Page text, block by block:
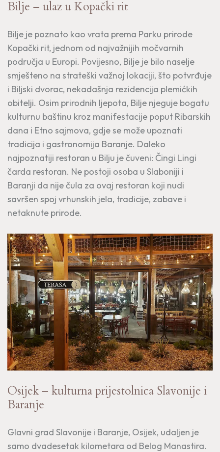
Bilje – ulaz u Kopački rit
Bilje je poznato kao vrata prema Parku prirode
Kopački rit, jednom od najvažnijih močvarnih
područja u Europi. Povijesno, Bilje je bilo naselje
smješteno na strateški važnoj lokaciji, što potvrđuje
i Biljski dvorac, nekadašnja rezidencija plemićkih
obitelji. Osim prirodnih ljepota, Bilje njeguje bogatu
kulturnu baštinu kroz manifestacije poput Ribarskih
dana i Etno sajmova, gdje se može upoznati
tradicija i gastronomija Baranje. Daleko
najpoznatiji restoran u Bilju je čuveni: Čingi Lingi
čarda restoran. Ne postoji osoba u Slaboniji i
Baranji da nije čula za ovaj restoran koji nudi
savršen spoj vrhunskih jela, tradicije, zabave i
netaknute prirode.
Osijek – kulturna prijestolnica Slavonije i
Baranje
Glavni grad Slavonije i Baranje, Osijek, udaljen je
samo dvadesetak kilometara od Belog Manastira.